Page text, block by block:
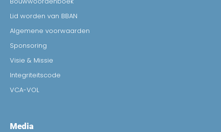
Lid worden van BBAN
Algemene voorwaarden
Sponsoring
Visie & Missie
Integriteitscode
VCA-VOL
Media